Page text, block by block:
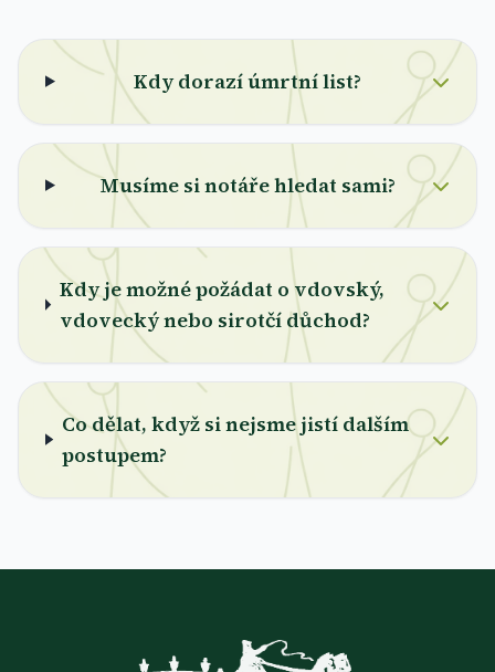
Kdy dorazí úmrtní list?
Musíme si notáře hledat sami?
Kdy je možné požádat o vdovský,
vdovecký nebo sirotčí důchod?
Co dělat, když si nejsme jistí dalším
postupem?